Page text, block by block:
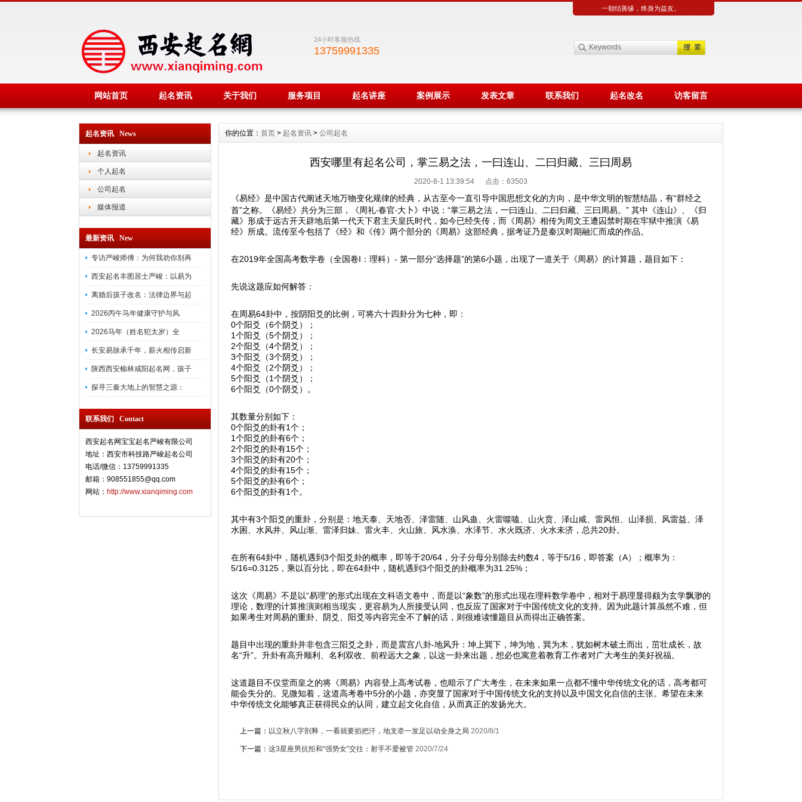
一朝结善缘，终身为益友。
24小时客服热线
13759991335
网站首页 起名资讯 关于我们 服务项目 起名讲座 案例展示 发表文章 联系我们 起名改名 访客留言
起名资讯 News
起名资讯
个人起名
公司起名
媒体报道
最新资讯 New
专访严峻师傅：为何我劝你别再
西安起名丰图居士严峻：以易为
离婚后孩子改名：法律边界与起
2026丙午马年健康守护与风
2026马年（姓名犯太岁）全
长安易脉承千年，薪火相传启新
陕西西安榆林咸阳起名网，孩子
探寻三秦大地上的智慧之源：
联系我们 Contact
西安起名网宝宝起名严峻有限公司
地址：西安市科技路严峻起名公司
电话/微信：13759991335
邮箱：908551855@qq.com
网站： http://www.xianqiming.com
你的位置： 首页 > 起名资讯 > 公司起名
西安哪里有起名公司，掌三易之法，一曰连山、二曰归藏、三曰周易
2020-8-1 13:39:54 点击： 63503
《易经》是中国古代阐述天地万物变化规律的经典，从古至今一直引导中国思想文化的方向，是中华文明的智慧结晶，有“群经之
首”之称。《易经》共分为三部，《周礼‧春官‧大卜》中说：“掌三易之法，一曰连山、二曰归藏、三曰周易。” 其中《连山》、《归
藏》形成于远古开天辟地后第一代天下君主天皇氏时代，如今已经失传，而《周易》相传为周文王遭囚禁时期在牢狱中推演《易
经》所成。流传至今包括了《经》和《传》两个部分的《周易》这部经典，据考证乃是秦汉时期融汇而成的作品。
在2019年全国高考数学卷（全国卷I：理科）- 第一部分“选择题”的第6小题，出现了一道关于《周易》的计算题，题目如下：
先说这题应如何解答：
在周易64卦中，按阴阳爻的比例，可将六十四卦分为七种，即：
0个阳爻（6个阴爻）；
1个阳爻（5个阴爻）；
2个阳爻（4个阴爻）；
3个阳爻（3个阴爻）；
4个阳爻（2个阴爻）；
5个阳爻（1个阴爻）；
6个阳爻（0个阴爻）。
其数量分别如下：
0个阳爻的卦有1个；
1个阳爻的卦有6个；
2个阳爻的卦有15个；
3个阳爻的卦有20个；
4个阳爻的卦有15个；
5个阳爻的卦有6个；
6个阳爻的卦有1个。
其中有3个阳爻的重卦，分别是：地天泰、天地否、泽雷随、山风蛊、火雷噬嗑、山火贲、泽山咸、雷风恒、山泽损、风雷益、泽
水困、水风井、风山渐、雷泽归妹、雷火丰、火山旅、风水涣、水泽节、水火既济、火水未济，总共20卦。
在所有64卦中，随机遇到3个阳爻卦的概率，即等于20/64，分子分母分别除去约数4，等于5/16，即答案（A）；概率为：
5/16=0.3125，乘以百分比，即在64卦中，随机遇到3个阳爻的卦概率为31.25%；
这次《周易》不是以“易理”的形式出现在文科语文卷中，而是以“象数”的形式出现在理科数学卷中，相对于易理显得颇为玄学飘渺的
理论，数理的计算推演则相当现实，更容易为人所接受认同，也反应了国家对于中国传统文化的支持。因为此题计算虽然不难，但
如果考生对周易的重卦、阴爻、阳爻等内容完全不了解的话，则很难读懂题目从而得出正确答案。
题目中出现的重卦并非包含三阳爻之卦，而是震宫八卦-地风升：坤上巽下，坤为地，巽为木，犹如树木破土而出，茁壮成长，故
名“升”。升卦有高升顺利、名利双收、前程远大之象，以这一卦来出题，想必也寓意着教育工作者对广大考生的美好祝福。
这道题目不仅堂而皇之的将《周易》内容登上高考试卷，也暗示了广大考生，在未来如果一点都不懂中华传统文化的话，高考都可
能会失分的。见微知着，这道高考卷中5分的小题，亦突显了国家对于中国传统文化的支持以及中国文化自信的主张。希望在未来
中华传统文化能够真正获得民众的认同，建立起文化自信，从而真正的发扬光大。
上一篇： 以立秋八字剖释，一看就要掐把汗，地支牵一发足以动全身之局 2020/8/1
下一篇： 这3星座男抗拒和“强势女”交往：射手不爱被管 2020/7/24